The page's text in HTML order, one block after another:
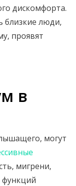
дискомфорта.
близкие люди,
проявят
в
могут
мигрени,